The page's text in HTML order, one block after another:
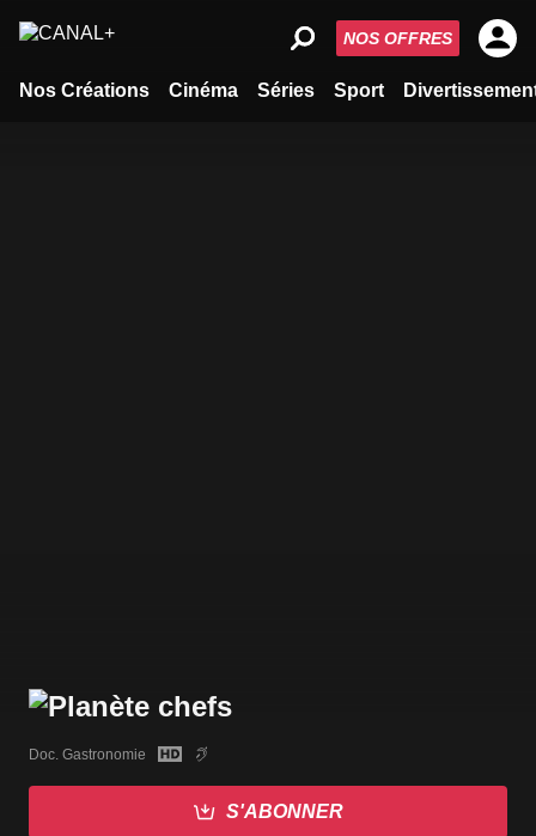
Nos Créations Cinéma Séries Sport
NOS OFFRES
Doc. Gastronomie
S'ABONNER